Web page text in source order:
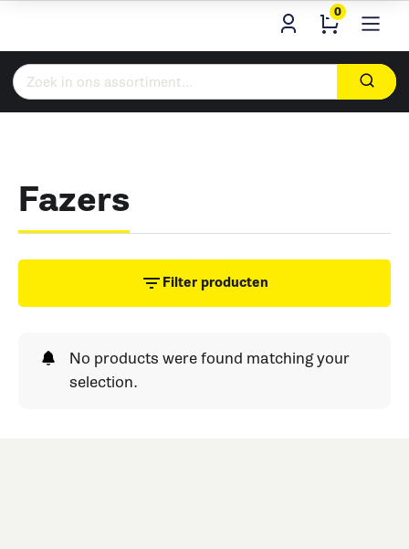
0
Zoeken
naar:
Fazers
Filter producten
No products were found matching your
selection.